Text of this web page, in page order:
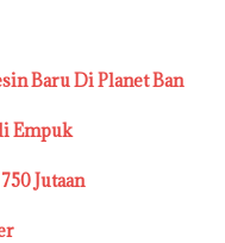
Baru Di Planet Ban
Empuk
Jutaan